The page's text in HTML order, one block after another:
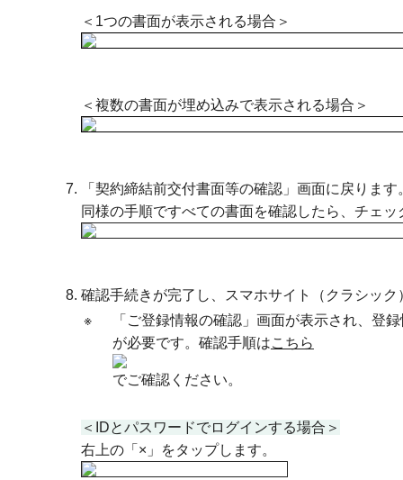
＜1つの書面が表示される場合＞
＜複数の書面が埋め込みで表示される場合＞
「契約締結前交付書面等の確認」画面に戻りま
同様の手順ですべての書面を確認したら、チェ
確認手続きが完了し、スマホサイト（クラシッ
※
「ご登録情報の確認」画面が表示され、登
が必要です。確認手順はこちら
でご確認ください。
＜IDとパスワードでログインする場合＞
右上の「×」をタップします。